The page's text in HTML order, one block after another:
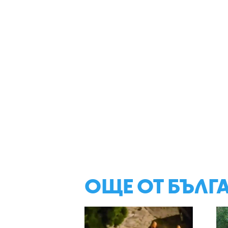
ОЩЕ ОТ